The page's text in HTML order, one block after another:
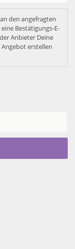
den angefragten
Bestätigungs-E-
Anbieter Deine
erstellen